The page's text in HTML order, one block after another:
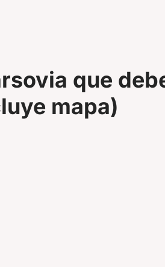
que
mapa)